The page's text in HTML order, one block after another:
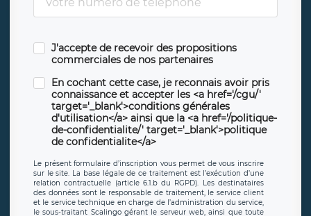
J'accepte de recevoir des propositions
commerciales de nos partenaires
En cochant cette case, je reconnais avoir pris
connaissance et accepter les <a href='/cgu/'
target='_blank'>conditions générales
d'utilisation</a> ainsi que la <a href='/politique-
de-confidentialite/' target='_blank'>politique
de confidentialite</a>
Le présent formulaire d’inscription vous permet de vous inscrire
sur le site. La base légale de ce traitement est l’exécution d’une
relation contractuelle (article 6.1.b du RGPD). Les destinataires
des données sont le responsable de traitement, le service client
et le service technique en charge de l’administration du service,
le sous-traitant Scalingo gérant le serveur web, ainsi que toute